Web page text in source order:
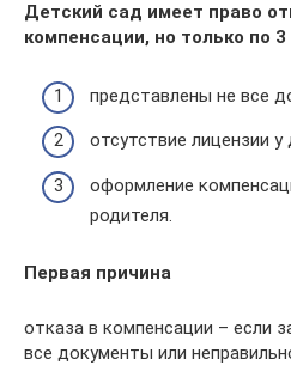
Детский сад имеет право
компенсации, но только по
представлены не все
отсутствие лицензии у
оформление
родителя.
Первая причина
отказа в компенсации – если
все документы или